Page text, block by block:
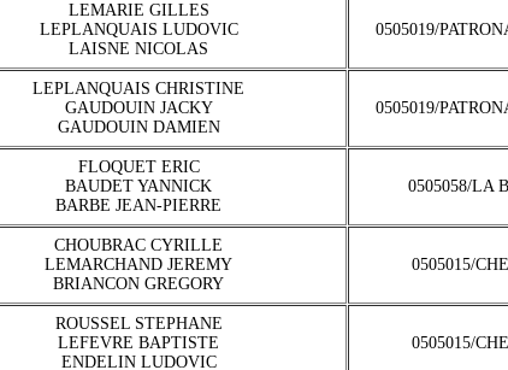
LEMARIE GILLES
LEPLANQUAIS LUDOVIC
LAISNE NICOLAS
0505019/
LEPLANQUAIS CHRISTINE
GAUDOUIN JACKY
GAUDOUIN DAMIEN
0505019/
FLOQUET ERIC
BAUDET YANNICK
BARBE JEAN-PIERRE
0505058/LA
CHOUBRAC CYRILLE
LEMARCHAND JEREMY
BRIANCON GREGORY
0505015/
ROUSSEL STEPHANE
LEFEVRE BAPTISTE
ENDELIN LUDOVIC
0505015/